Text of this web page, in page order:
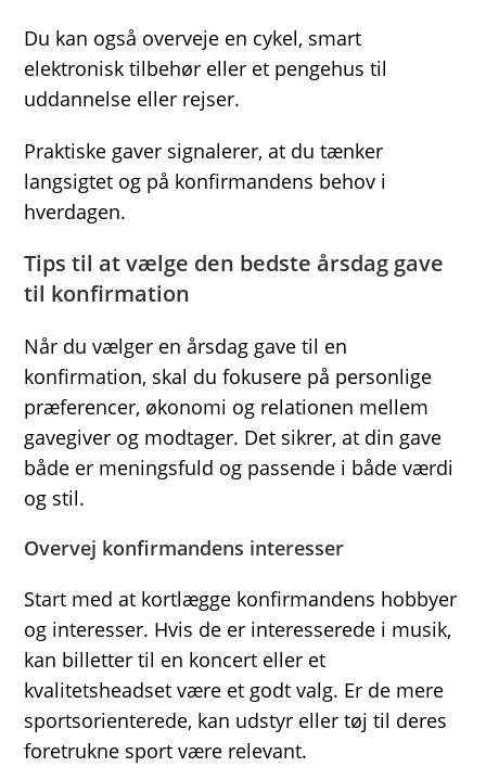
Du kan også overveje en cykel, smart
elektronisk tilbehør eller et pengehus til
uddannelse eller rejser.
Praktiske gaver signalerer, at du tænker
langsigtet og på konfirmandens behov i
hverdagen.
Tips til at vælge den bedste årsdag gave
til konfirmation
Når du vælger en årsdag gave til en
konfirmation, skal du fokusere på personlige
præferencer, økonomi og relationen mellem
gavegiver og modtager. Det sikrer, at din gave
både er meningsfuld og passende i både værdi
og stil.
Overvej konfirmandens interesser
Start med at kortlægge konfirmandens hobbyer
og interesser. Hvis de er interesserede i musik,
kan billetter til en koncert eller et
kvalitetsheadset være et godt valg. Er de mere
sportsorienterede, kan udstyr eller tøj til deres
foretrukne sport være relevant.